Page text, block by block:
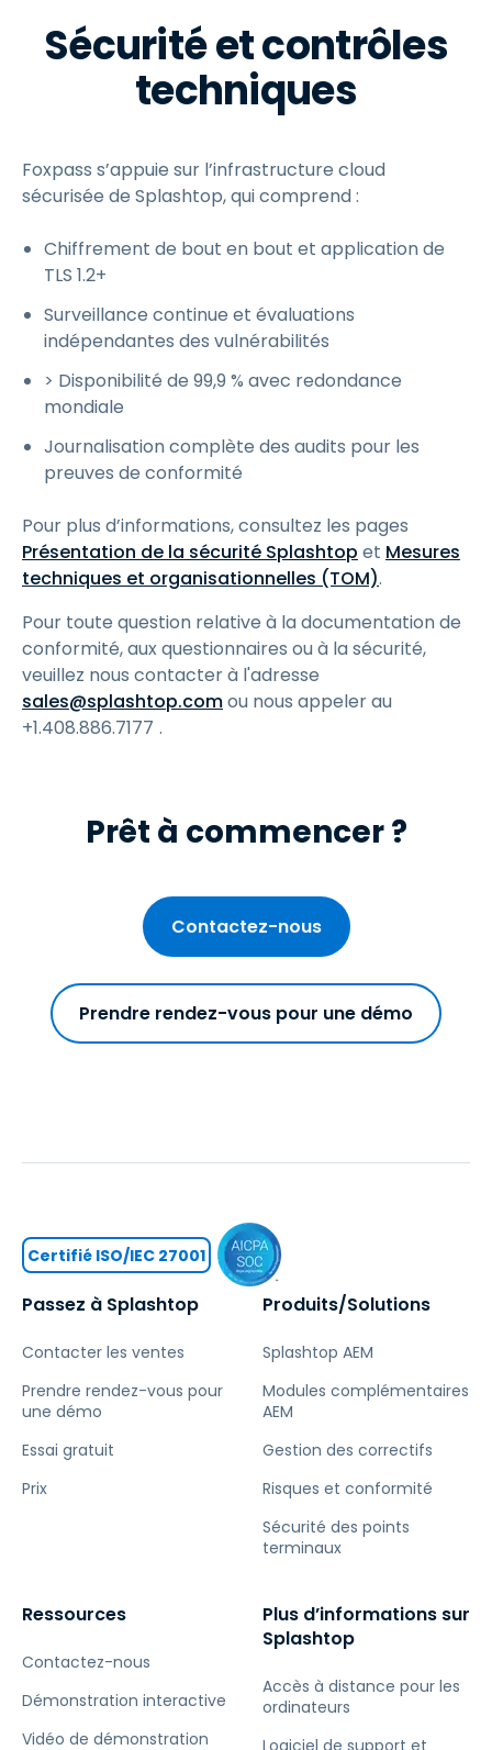
Sécurité et contrôles
techniques
Foxpass s’appuie sur l’infrastructure cloud
sécurisée de Splashtop, qui comprend :
Chiffrement de bout en bout et application de
TLS 1.2+
Surveillance continue et évaluations
indépendantes des vulnérabilités
> Disponibilité de 99,9 % avec redondance
mondiale
Journalisation complète des audits pour les
preuves de conformité
Pour plus d’informations, consultez les pages
Présentation de la sécurité Splashtop et Mesures
techniques et organisationnelles (TOM).
Pour toute question relative à la documentation de
conformité, aux questionnaires ou à la sécurité,
veuillez nous contacter à l'adresse
sales@splashtop.comou nous appeler au
+1.408.886.7177 .
Prêt à commencer ?
Contactez-nous
Prendre rendez-vous pour une démo
Passez à Splashtop
Contacter les ventes
Prendre rendez-vous pour
une démo
Essai gratuit
Prix
Produits/Solutions
Splashtop AEM
Modules complémentaires
AEM
Gestion des correctifs
Risques et conformité
Sécurité des points
terminaux
Ressources
Contactez-nous
Démonstration interactive
Vidéo de démonstration
Plus d’informations sur
Splashtop
Accès à distance pour les
ordinateurs
Logiciel de support et
Certifié ISO/IEC 27001